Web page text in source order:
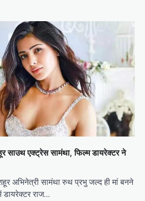
साउथ एक्ट्रेस सामंथा, फिल्म डायरेक्टर ने
अभिनेत्री सामंथा रुथ प्रभु जल्द ही मां बनने
डायरेक्टर राज…